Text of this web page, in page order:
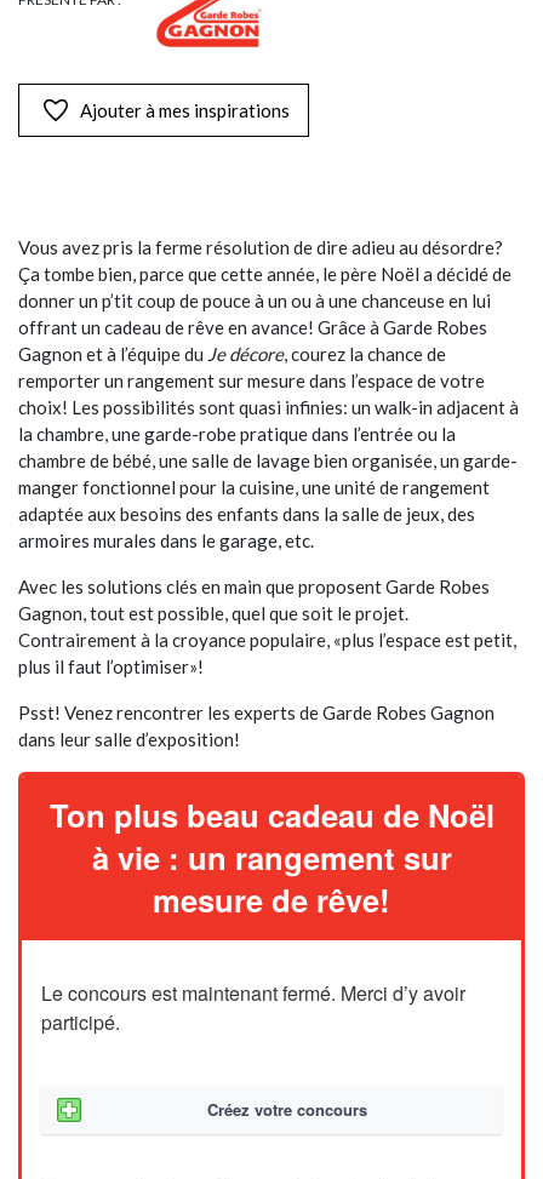
Ajouter à mes inspirations
Vous avez pris la ferme résolution de dire adieu au désordre?
Ça tombe bien, parce que cette année, le père Noël a décidé de
donner un p’tit coup de pouce à un ou à une chanceuse en lui
offrant un cadeau de rêve en avance! Grâce à Garde Robes
Gagnon et à l’équipe du Je décore, courez la chance de
remporter un rangement sur mesure dans l’espace de votre
choix! Les possibilités sont quasi infinies: un walk-in adjacent à
la chambre, une garde-robe pratique dans l’entrée ou la
chambre de bébé, une salle de lavage bien organisée, un garde-
manger fonctionnel pour la cuisine, une unité de rangement
adaptée aux besoins des enfants dans la salle de jeux, des
armoires murales dans le garage, etc.
Avec les solutions clés en main que proposent Garde Robes
Gagnon, tout est possible, quel que soit le projet.
Contrairement à la croyance populaire, «plus l’espace est petit,
plus il faut l’optimiser»!
Psst! Venez rencontrer les experts de Garde Robes Gagnon
dans leur salle d’exposition!